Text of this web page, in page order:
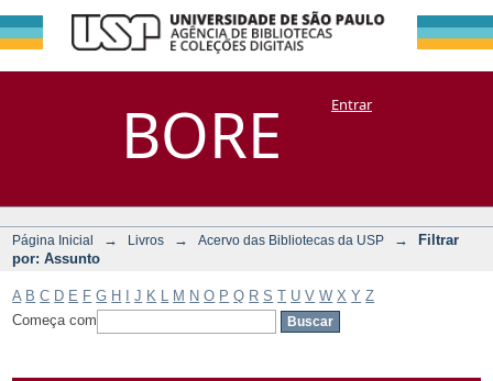
BORE
Filtrar por:
Assunto
DSpace/Manakin + CoriscoEntrar
Página Inicial → Livros → Acervo das Bibliotecas da USP →
Filtrar
por: Assunto
A B C D E F G H J K M N O P Q R S T U V W X Y Z
Começa com